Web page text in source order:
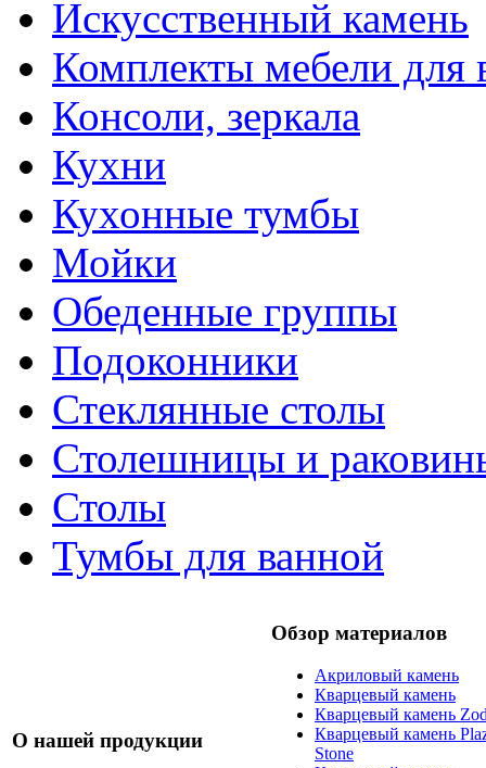
Искусственный камень
Комплекты мебели для
Консоли, зеркала
Кухни
Кухонные тумбы
Мойки
Обеденные группы
Подоконники
Стеклянные столы
Столешницы и
Столы
Тумбы для ванной
О нашей продукции
Обзор материалов
Акриловый камень
Кварцевый камень
Кварцевый камень
Кварцевый камень
Stone